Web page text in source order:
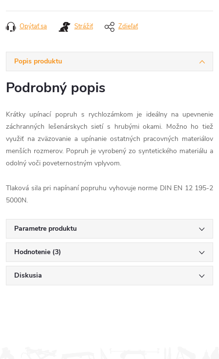
Opýtať sa Strážiť Zdieľať
Popis produktu
Podrobný popis
Krátky upínací popruh s rychlozámkom je ideálny na upevnenie
záchranných lešenárskych sietí s hrubými okami. Možno ho tiež
využiť na zväzovanie a upínanie ostatných pracovných materiálov
menších rozmerov. Popruh je vyrobený zo syntetického materiálu a
odolný voči poveternostným vplyvom.
Tlaková sila pri napínaní popruhu vyhovuje norme DIN EN 12 195-2
5000N.
Parametre produktu
Hodnotenie (3)
Diskusia